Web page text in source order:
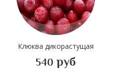
Клюква дикорастущая
540 руб